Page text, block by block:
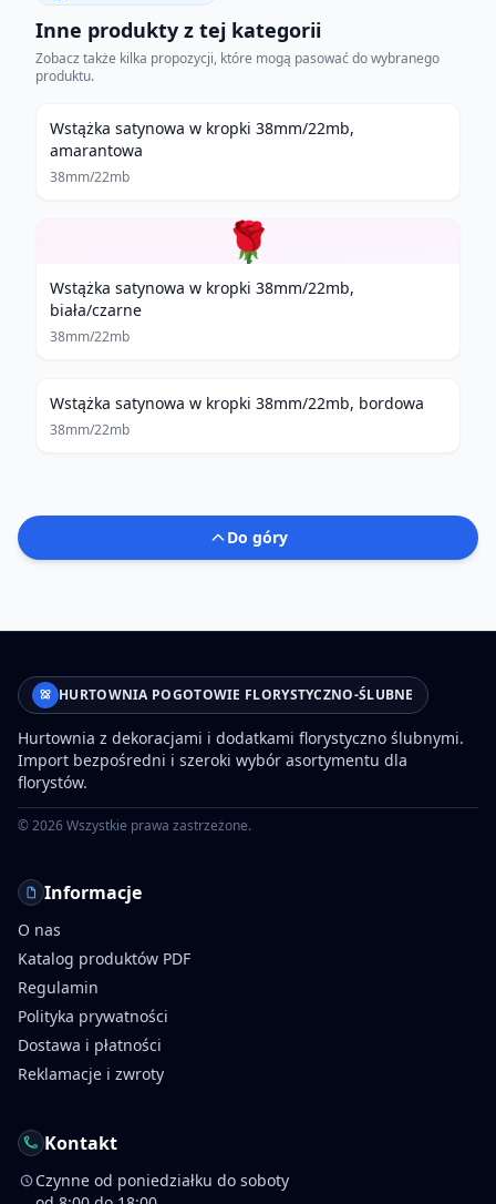
Inne produkty z tej kategorii
Zobacz także kilka propozycji, które mogą pasować do wybranego
produktu.
Wstążka satynowa w kropki 38mm/22mb,
amarantowa
38mm/22mb
🌹
Wstążka satynowa w kropki 38mm/22mb,
biała/czarne
38mm/22mb
Wstążka satynowa w kropki 38mm/22mb, bordowa
38mm/22mb
Do góry
HURTOWNIA POGOTOWIE FLORYSTYCZNO-ŚLUBNE
Hurtownia z dekoracjami i dodatkami florystyczno ślubnymi.
Import bezpośredni i szeroki wybór asortymentu dla
florystów.
©2026Wszystkie prawa zastrzeżone.
Informacje
O nas
Katalog produktów PDF
Regulamin
Polityka prywatności
Dostawa i płatności
Reklamacje i zwroty
Kontakt
Czynne od poniedziałku do soboty